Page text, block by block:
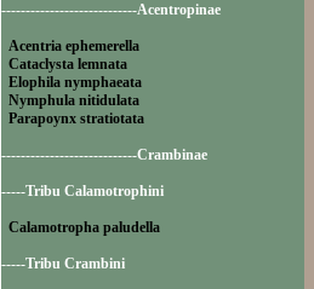
----------------------------Acentropinae
Acentria ephemerella
Cataclysta lemnata
Elophila nymphaeata
Nymphula nitidulata
Parapoynx stratiotata
----------------------------Crambinae
-----Tribu Calamotrophini
Calamotropha paludella
-----Tribu Crambini